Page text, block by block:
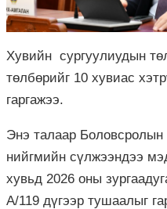
Хувийн сургуулиудын
төлбөрийг 10 хувиас
гаргажээ.
Энэ талаар
нийгмийн сүлжээндээ
хувьд 2026 оны
А/119 дүгээр тушаалыг